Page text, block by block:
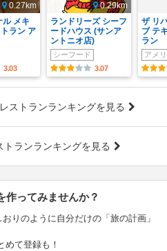
0.27km
ル メキ
ラン ア
3.03
0.29km
ランドリーズ シーフ
ードハウス (サンア
ントニオ店)
シーフード
3.07
ザ リ
ブ テ
ラン
アメ
ストランランキングを見る
ランランキングを見る
作ってみませんか？
りのように自分だけの「旅の計画」
めて登録も！